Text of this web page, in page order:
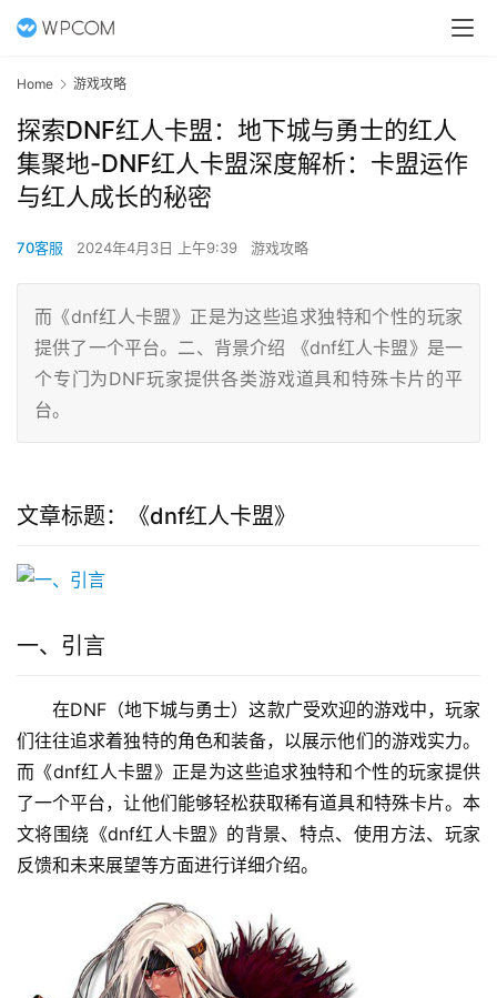
Home 游戏攻略
探索DNF红人卡盟：地下城与勇士的红人
集聚地-DNF红人卡盟深度解析：卡盟运作
与红人成长的秘密
70客服 2024年4月3日 上午9:39 游戏攻略
而《dnf红人卡盟》正是为这些追求独特和个性的玩家
提供了一个平台。二、背景介绍 《dnf红人卡盟》是一
个专门为DNF玩家提供各类游戏道具和特殊卡片的平
台。
文章标题：《dnf红人卡盟》
一、引言
在DNF（地下城与勇士）这款广受欢迎的游戏中，玩家
们往往追求着独特的角色和装备，以展示他们的游戏实力。
而《dnf红人卡盟》正是为这些追求独特和个性的玩家提供
了一个平台，让他们能够轻松获取稀有道具和特殊卡片。本
文将围绕《dnf红人卡盟》的背景、特点、使用方法、玩家
反馈和未来展望等方面进行详细介绍。